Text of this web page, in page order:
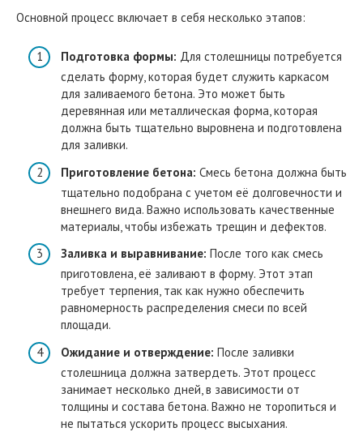
Основной процесс включает в себя несколько этапов:
Подготовка формы: Для столешницы потребуется
сделать форму, которая будет служить каркасом
для заливаемого бетона. Это может быть
деревянная или металлическая форма, которая
должна быть тщательно выровнена и подготовлена
для заливки.
Приготовление бетона: Смесь бетона должна быть
тщательно подобрана с учетом её долговечности и
внешнего вида. Важно использовать качественные
материалы, чтобы избежать трещин и дефектов.
Заливка и выравнивание: После того как смесь
приготовлена, её заливают в форму. Этот этап
требует терпения, так как нужно обеспечить
равномерность распределения смеси по всей
площади.
Ожидание и отверждение: После заливки
столешница должна затвердеть. Этот процесс
занимает несколько дней, в зависимости от
толщины и состава бетона. Важно не торопиться и
не пытаться ускорить процесс высыхания.